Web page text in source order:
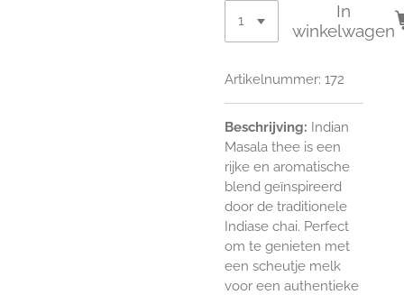
In
winkelwagen
Artikelnummer: 172
Beschrijving: Indian
Masala thee is een
rijke en aromatische
blend geïnspireerd
door de traditionele
Indiase chai. Perfect
om te genieten met
een scheutje melk
voor een authentieke